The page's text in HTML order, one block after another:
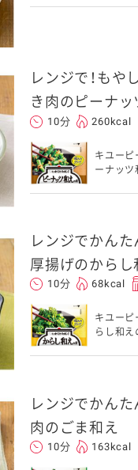
レンジで！もや
き肉のピーナッ
10分 260kcal
キユーピ
ーナッツ
レンジでかんた
厚揚げのからし
10分 68kcal
キユーピ
らし和え
レンジでかんた
肉のごま和え
10分 163kcal